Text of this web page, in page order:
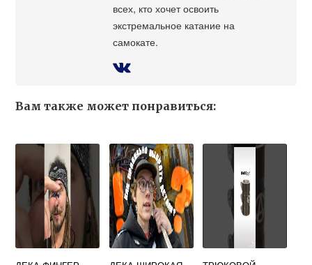
всех, кто хочет освоить
экстремальное катание на
самокате.
Вам также может понравиться: